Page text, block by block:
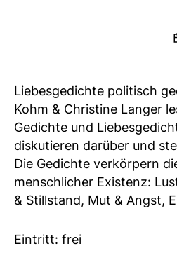
Liebesgedichte politisch
Kohm & Christine Langer
Gedichte und
diskutieren darüber und
Die Gedichte verkörpern
menschlicher Existenz:
& Stillstand, Mut & Angst,
Eintritt: frei